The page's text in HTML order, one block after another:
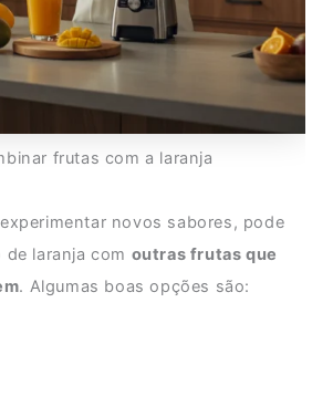
frutas com a laranja
novos sabores, pode
laranja com outras frutas que
. Algumas boas opções são: